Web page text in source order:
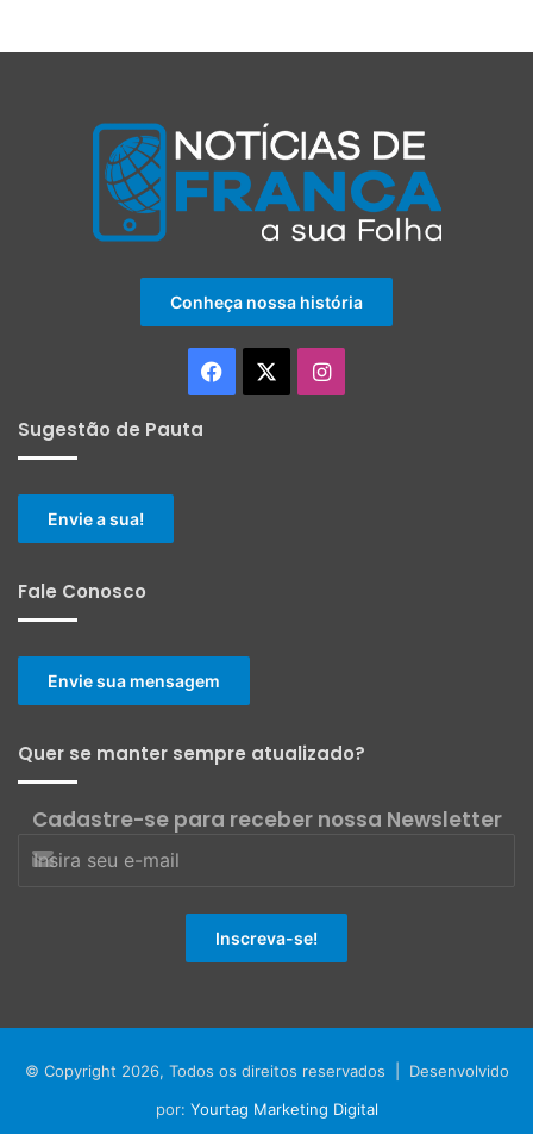
Conheça nossa história
Facebook Instagram
Sugestão de Pauta
Envie a sua!
Fale Conosco
Envie sua mensagem
Quer se manter sempre atualizado?
Cadastre-se para receber nossa Newsletter
© Copyright 2026, Todos os direitos reservados | Desenvolvido
por: Yourtag Marketing Digital